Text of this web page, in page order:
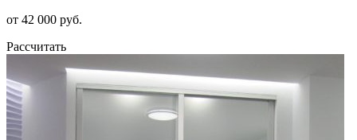
от 42 000 руб.
Рассчитать